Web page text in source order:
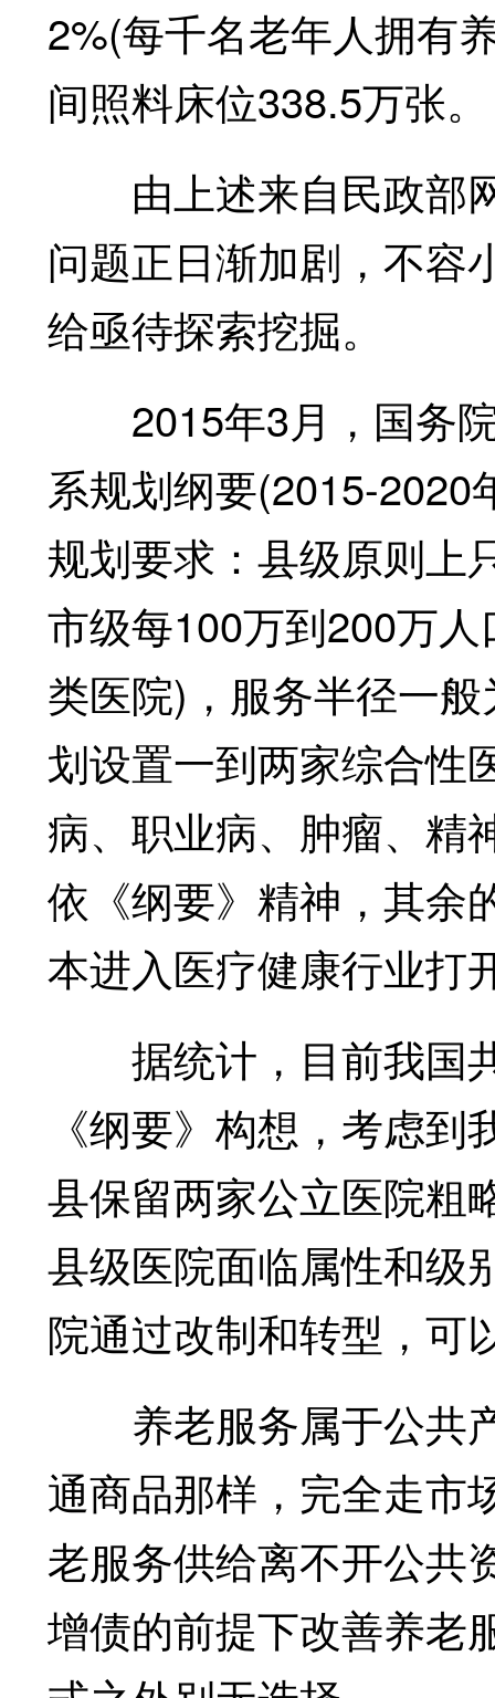
2%(每千名老年人拥有
间照料床位338.5万张。
由上述来自民政部
问题正日渐加剧，不容
给亟待探索挖掘。
2015年3月，国务院
系规划纲要(2015-
规划要求：县级原则上
市级每100万到200万
类医院)，服务半径一
划设置一到两家综合性
病、职业病、肿瘤、精
依《纲要》精神，其余
本进入医疗健康行业打
据统计，目前我国
《纲要》构想，考虑
县保留两家公立医院粗
县级医院面临属性和级
院通过改制和转型，可
养老服务属于公共
通商品那样，完全走市
老服务供给离不开公共
增债的前提下改善养老